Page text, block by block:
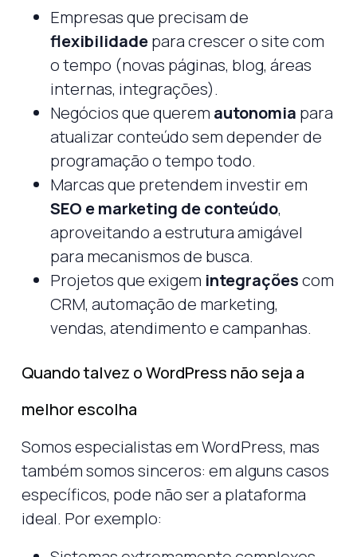
Empresas que precisam de
flexibilidadepara crescer o site com
o tempo (novas páginas, blog, áreas
internas, integrações).
Negócios que querem autonomia para
atualizar conteúdo sem depender de
programação o tempo todo.
Marcas que pretendem investir em
SEO e marketing de conteúdo,
aproveitando a estrutura amigável
para mecanismos de busca.
Projetos que exigem integraçõescom
CRM, automação de marketing,
vendas, atendimento e campanhas.
Quando talvez o WordPress não seja a
melhor escolha
Somos especialistas em WordPress, mas
também somos sinceros: em alguns casos
específicos, pode não ser a plataforma
ideal. Por exemplo: